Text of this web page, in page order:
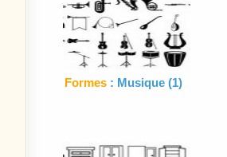
Formes : Musique (1)